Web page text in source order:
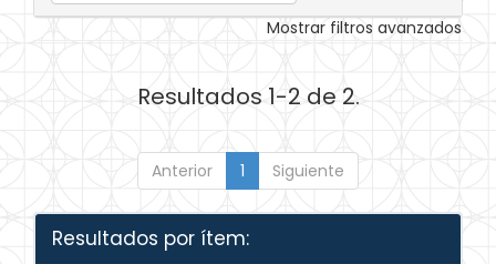
Mostrar filtros avanzados
Resultados 1-2 de 2.
Anterior 1 Siguiente
Resultados por ítem: